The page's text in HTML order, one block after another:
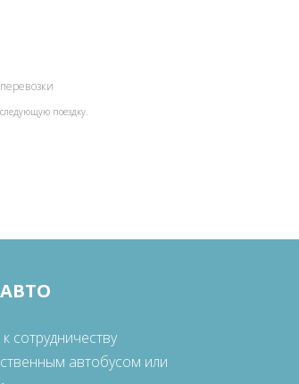
поездку.
сотрудничеству
автобусом или